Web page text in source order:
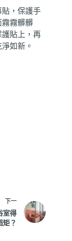
貼，保護手
霧霧髒髒
貼上，再
如新。
下一
室得
矩？